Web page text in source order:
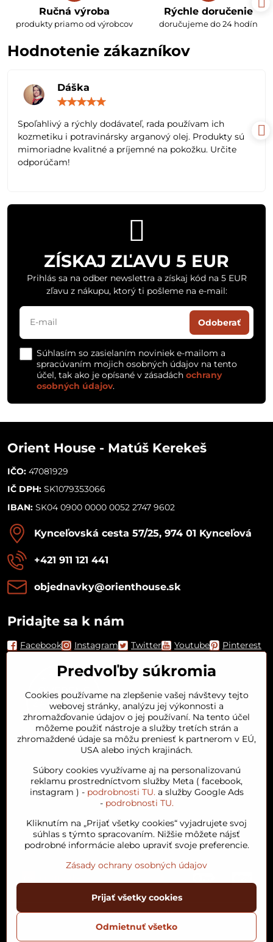
Ručná výroba
produkty priamo od výrobcov
Rýchle doručenie
doručujeme do 24 hodín
Hodnotenie zákazníkov
Dáška
5
Spoľahlivý a rýchly dodávateľ, rada používam ich
kozmetiku i potravinársky arganový olej. Produkty sú
mimoriadne kvalitné a príjemné na pokožku. Určite
odporúčam!
ZÍSKAJ ZĽAVU 5 EUR
Prihlás sa na odber newslettra a získaj kód na 5 EUR
zľavu z nákupu, ktorý ti pošleme na e-mail:
Odoberať
Súhlasím so zasielaním noviniek e-mailom a
spracúvaním mojich osobných údajov na tento
účel, tak ako je opísané v zásadách ochrany
osobných údajov.
Orient House - Matúš Kerekeš
IČO: 47081929
IČ DPH: SK1079353066
IBAN: SK04 0900 0000 0052 2747 9602
Kynceľovská cesta 57/25, 974 01 Kynceľová
+421 911 121 441
objednavky​@orienthouse​.sk
Pridajte sa k nám
Facebook Instagram Twitter Youtube Pinterest
Orient House
Arganový olej
Obľúbené kategórie
©2026Copyright
Predvoľby súkromiaZásady ochrany osobných údajov
Podmienky používaniaStav objednávky
Predvoľby súkromia
Cookies používame na zlepšenie vašej návštevy tejto
webovej stránky, analýzu jej výkonnosti a
zhromažďovanie údajov o jej používaní. Na tento účel
môžeme použiť nástroje a služby tretích strán a
zhromaždené údaje sa môžu preniesť k partnerom v EÚ,
USA alebo iných krajinách.
Súbory cookies využívame aj na personalizovanú
reklamu prostredníctvom služby Meta ( facebook,
instagram ) - podrobnosti TU.a služby Google Ads
- podrobnosti TU.
Kliknutím na „Prijať všetky cookies“ vyjadrujete svoj
súhlas s týmto spracovaním. Nižšie môžete nájsť
podrobné informácie alebo upraviť svoje preferencie.
Zásady ochrany osobných údajov
Prijať všetky cookies
Odmietnuť všetko